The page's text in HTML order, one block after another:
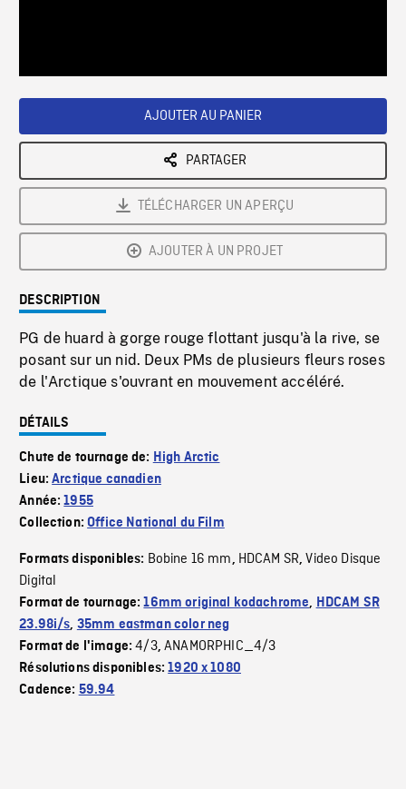
AJOUTER AU PANIER
PARTAGER
TÉLÉCHARGER UN APERÇU
AJOUTER À UN PROJET
DESCRIPTION
PG de huard à gorge rouge flottant jusqu'à la rive, se
posant sur un nid. Deux PMs de plusieurs fleurs roses
de l'Arctique s'ouvrant en mouvement accéléré.
DÉTAILS
Chute de tournage de: High Arctic
Lieu:Arctique canadien
Année:1955
Collection:Office National du Film
Formats disponibles: Bobine 16 mm, HDCAM SR,Video Disque
Digital
Format de tournage:16mm original kodachrome, HDCAM SR
23.98i/s, 35mm eastman color neg
Format de l'image:4/3,ANAMORPHIC_4/3
Résolutions disponibles:1920 x 1080
Cadence: 59.94